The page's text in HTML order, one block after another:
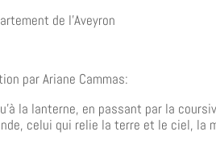
de l’Aveyron
par Ariane Cammas:
la lanterne, en passant par la
celui qui relie la terre et le ciel, la